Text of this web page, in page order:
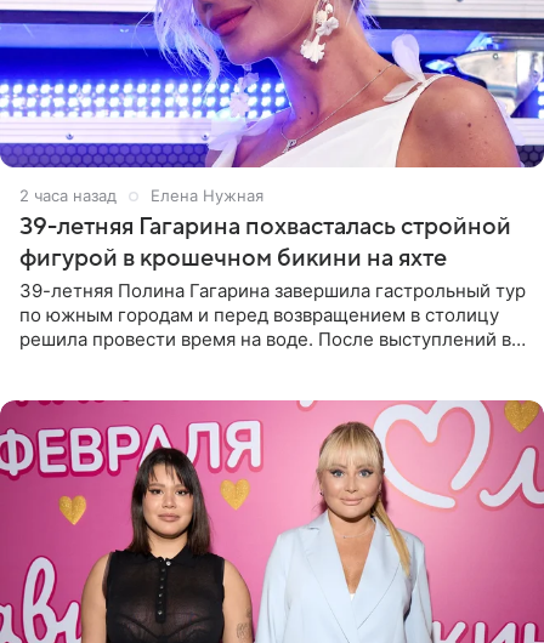
2 часа назад Елена Нужная
39-летняя Гагарина похвасталась стройной
фигурой в крошечном бикини на яхте
39-летняя Полина Гагарина завершила гастрольный тур
по южным городам и перед возвращением в столицу
решила провести время на воде. После выступлений в